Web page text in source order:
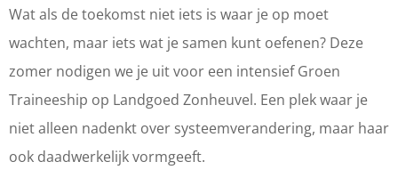
e
t
S
y
m
b
n
h
e
t
S
y
i
n
h
e
t
S
i
n
h
e
t
S
Wat als de toekomst niet iets is waar je op moet
wachten, maar iets wat je samen kunt oefenen? Deze
zomer nodigen we je uit voor een intensief Groen
Traineeship op Landgoed Zonheuvel. Een plek waar je
niet alleen nadenkt over systeemverandering, maar haar
ook daadwerkelijk vormgeeft.